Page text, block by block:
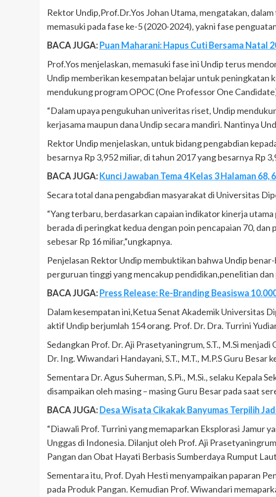
Rektor Undip,Prof.Dr.Yos Johan Utama, mengatakan,
memasuki pada fase ke-5 (2020-2024), yakni fase
BACA JUGA:Puan Maharani: Hapus Cuti Bersama Natal
Prof.Yos menjelaskan, memasuki fase ini Undip terus
Undip memberikan kesempatan belajar untuk peningkatan
mendukung program OPOC (One Professor One
“Dalam upaya pengukuhan univeritas riset, Undip
kerjasama maupun dana Undip secara mandiri. Nantinya
Rektor Undip menjelaskan, untuk bidang pengabdian
besarnya Rp 3,952 miliar, di tahun 2017 yang besarnya Rp
BACA JUGA:Kunci Jawaban Tema 4 Kelas 3 Halaman 68,
Secara total dana pengabdian masyarakat di Universitas
“Yang terbaru, berdasarkan capaian indikator kinerja
berada di peringkat kedua dengan poin pencapaian 70,
sebesar Rp 16 miliar,”ungkapnya.
Penjelasan Rektor Undip membuktikan bahwa Undip
perguruan tinggi yang mencakup pendidikan,penelitian
BACA JUGA:Press Release: Re-Branding Beasiswa
Dalam kesempatan ini,Ketua Senat Akademik Universitas
aktif Undip berjumlah 154 orang. Prof. Dr. Dra. Turrini
Sedangkan Prof. Dr. Aji Prasetyaningrum, S.T., M.Si
Dr. Ing. Wiwandari Handayani, S.T., M.T., M.P.S Guru Besar
Sementara Dr. Agus Suherman, S.Pi., M.Si., selaku Kepala
disampaikan oleh masing – masing Guru Besar pada saat
BACA JUGA:Desa Wisata Cikakak Banyumas Terpilih
“Diawali Prof. Turrini yang memaparkan Eksplorasi Jamur
Unggas di Indonesia. Dilanjut oleh Prof. Aji
Pangan dan Obat Hayati Berbasis Sumberdaya Rumput
Sementara itu, Prof. Dyah Hesti menyampaikan paparan
pada Produk Pangan. Kemudian Prof. Wiwandari